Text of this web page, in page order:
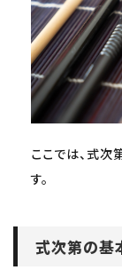
ここでは、式次
す。
式次第の基